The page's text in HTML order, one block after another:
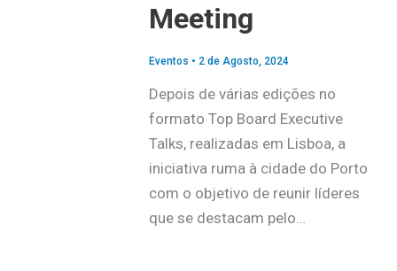
Meeting
Eventos • 2 de Agosto, 2024
Depois de várias edições no
formato Top Board Executive
Talks, realizadas em Lisboa, a
iniciativa ruma à cidade do Porto
com o objetivo de reunir líderes
que se destacam pelo…